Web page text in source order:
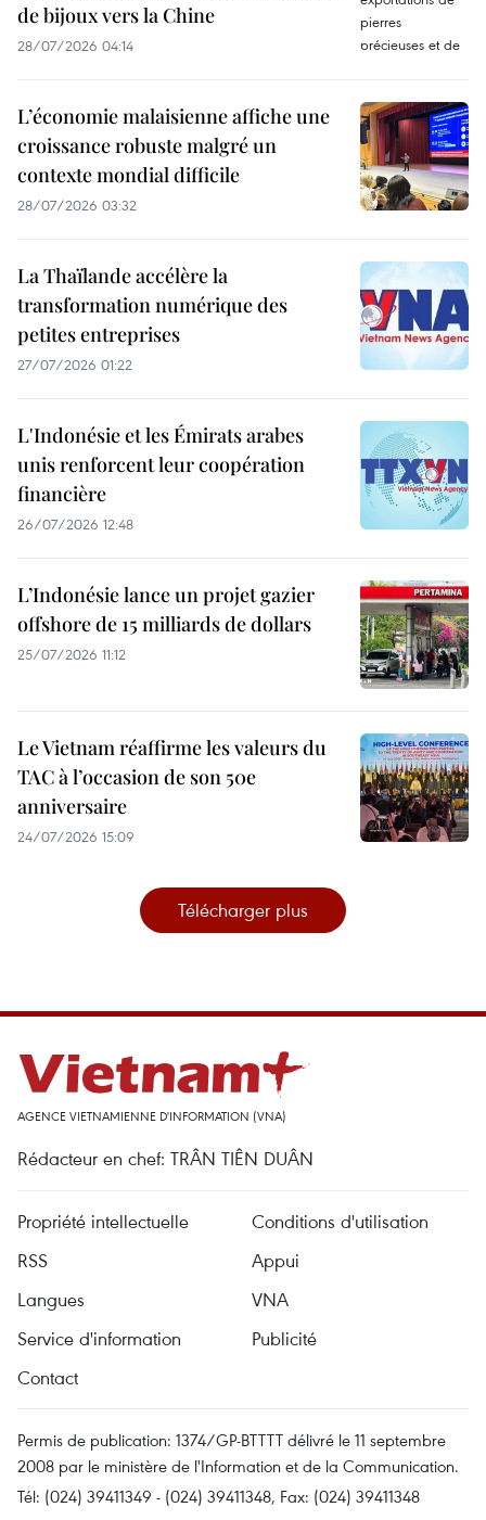
de bijoux vers la Chine
28/07/2026 04:14
L’économie malaisienne affiche une
croissance robuste malgré un
contexte mondial difficile
28/07/2026 03:32
La Thaïlande accélère la
transformation numérique des
petites entreprises
27/07/2026 01:22
L'Indonésie et les Émirats arabes
unis renforcent leur coopération
financière
26/07/2026 12:48
L’Indonésie lance un projet gazier
offshore de 15 milliards de dollars
25/07/2026 11:12
Le Vietnam réaffirme les valeurs du
TAC à l’occasion de son 50e
anniversaire
24/07/2026 15:09
Télécharger plus
AGENCE VIETNAMIENNE D'INFORMATION (VNA)
Rédacteur en chef: TRÂN TIÊN DUÂN
Propriété intellectuelle
Conditions d'utilisation
RSS
Appui
Langues
VNA
Service d'information
Publicité
Contact
Permis de publication: 1374/GP-BTTTT délivré le 11 septembre
2008 par le ministère de l'Information et de la Communication.
Tél: (024) 39411349 - (024) 39411348, Fax: (024) 39411348